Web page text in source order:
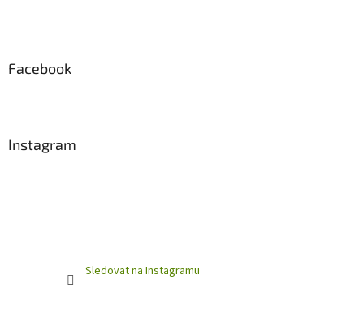
Facebook
Instagram
Sledovat na Instagramu